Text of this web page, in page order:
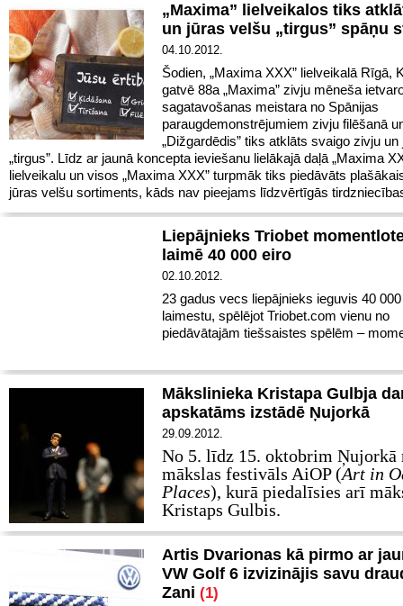
„Maxima” lielveikalos tiks
un jūras velšu „tirgus” spāņu
04.10.2012.
Šodien, „Maxima XXX” lielveikalā Rīgā,
gatvē 88a „Maxima” zivju mēneša
sagatavošanas meistara no Spānijas
paraugdemonstrējumiem zivju filēšanā
„Dižgardēdis” tiks atklāts svaigo zivju
„tirgus”. Līdz ar jaunā koncepta ieviešanu lielākajā daļā „Maxima
lielveikalu un visos „Maxima XXX” turpmāk tiks piedāvāts
jūras velšu sortiments, kāds nav pieejams līdzvērtīgās
Liepājnieks Triobet
laimē 40 000 eiro
02.10.2012.
23 gadus vecs liepājnieks ieguvis 40
laimestu, spēlējot Triobet.com vienu no
piedāvātajām tiešsaistes spēlēm –
Mākslinieka Kristapa Gulbja
apskatāms izstādē Ņujorkā
29.09.2012.
No 5. līdz 15. oktobrim Ņujorkā
mākslas festivāls AiOP (Art in
Places), kurā piedalīsies arī
Kristaps Gulbis.
Artis Dvarionas kā pirmo ar
VW Golf 6 izvizinājis savu
Zani (1)